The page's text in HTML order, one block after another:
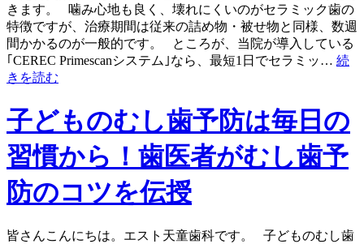
きます。 噛み心地も良く、壊れにくいのがセラミック歯の
特徴ですが、治療期間は従来の詰め物・被せ物と同様、数週
間かかるのが一般的です。 ところが、当院が導入している
｢CEREC Primescanシステム｣なら、最短1日でセラミッ… 続
きを読む
子どものむし歯予防は毎日の
習慣から！歯医者がむし歯予
防のコツを伝授
皆さんこんにちは。エスト天童歯科です。 子どものむし歯